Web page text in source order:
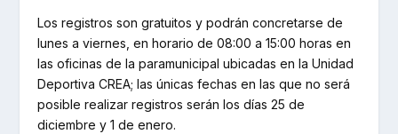
Los registros son gratuitos y podrán concretarse de
lunes a viernes, en horario de 08:00 a 15:00 horas en
las oficinas de la paramunicipal ubicadas en la Unidad
Deportiva CREA; las únicas fechas en las que no será
posible realizar registros serán los días 25 de
diciembre y 1 de enero.